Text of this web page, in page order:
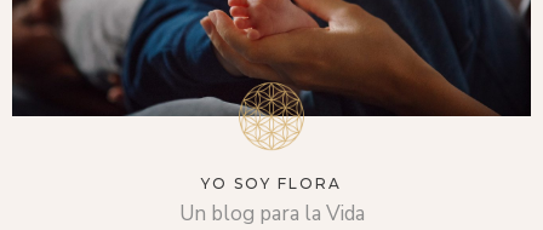
YO SOY FLORA
Un blog para la Vida